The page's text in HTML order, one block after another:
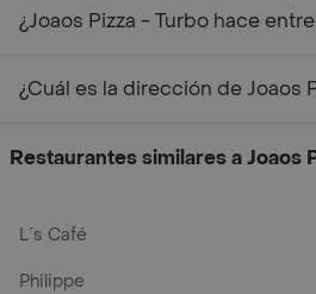
¿Joaos Pizza - Turbo hace
¿Cuál es la dirección de Joaos
Restaurantes similares a Joaos
L´s Café
Philippe